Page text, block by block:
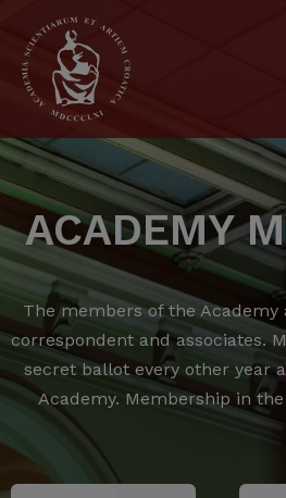
ACADEMY
The members of the Academy
correspondent and associates.
secret ballot every other year
Academy. Membership in